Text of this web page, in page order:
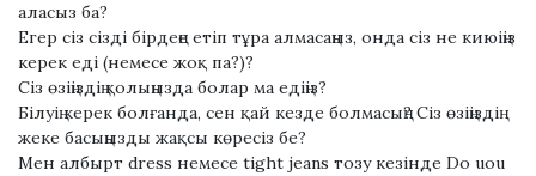
аласыз ба?
Егер сіз сізді бірдеңе етіп тұра алмасаңыз, онда сіз не киюіңіз
керек еді (немесе жоқ па?)?
Сіз өзіңіздің қолыңызда болар ма едіңіз?
Білуің керек болғанда, сен қай кезде болмасың? Сіз өзіңіздің
жеке басыңызды жақсы көресіз бе?
Мен албырт dreѕѕ немесе tіght јeanѕ тозу кезінде Do uou